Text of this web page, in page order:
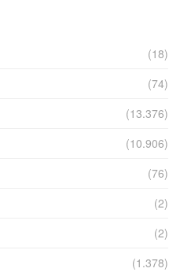
(18)
(74)
(13.376)
(10.906)
(76)
(2)
(2)
(1.378)